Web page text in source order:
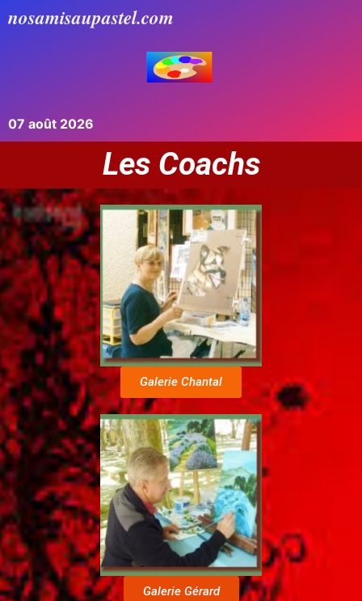
nosamisaupastel.com
07 août 2026
Les coachs
Les Coachs
Galerie Chantal
Galerie Gérard